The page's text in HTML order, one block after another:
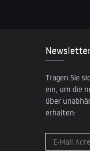
Tragen Sie
ein, um die
über
erhalten: